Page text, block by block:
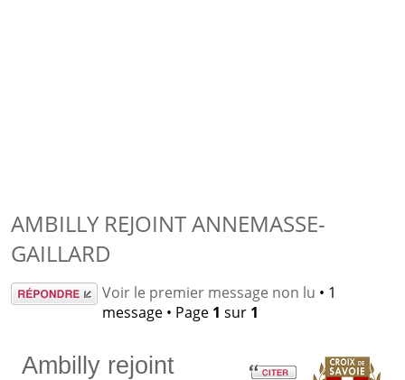
AMBILLY REJOINT ANNEMASSE-
GAILLARD
Répondre Voir le premier message non lu • 1
message • Page 1 sur 1
Ambilly rejoint